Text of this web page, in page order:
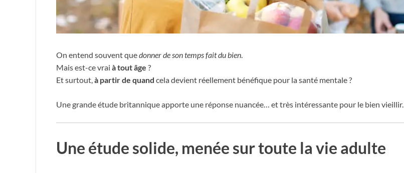
On entend souvent quedonner de son temps fait du bien.
Mais est-ce vrai à tout âge ?
Et surtout,à partir de quand cela devient réellement bénéfique pour la santé mentale ?
Une grande étude britannique apporte une réponse nuancée… et très intéressante pour le bien vieillir.
Une étude solide, menée sur toute la vie adulte